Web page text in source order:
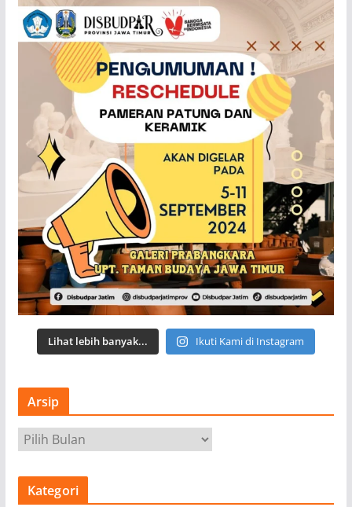
Lihat lebih banyak... Ikuti Kami di Instagram
Arsip
r
s
Kategori